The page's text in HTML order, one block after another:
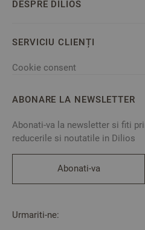
DESPRE DILIOS
SERVICIU CLIENȚI
Cookie consent
ABONARE LA NEWSLETTER
Abonati-va la newsletter si fiti
reducerile si noutatile in Dilios
Abonati-va
Urmariti-ne: